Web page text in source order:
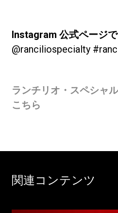
Instagram 公式ページ
@ranciliospecialty
ランチリオ・スペシャ
こちら
関連コンテンツ